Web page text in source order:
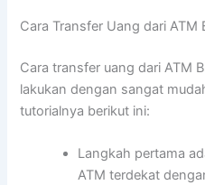
Cara Transfer Uang dari ATM
Cara transfer uang dari ATM
lakukan dengan sangat
tutorialnya berikut ini:
Langkah pertama
ATM terdekat